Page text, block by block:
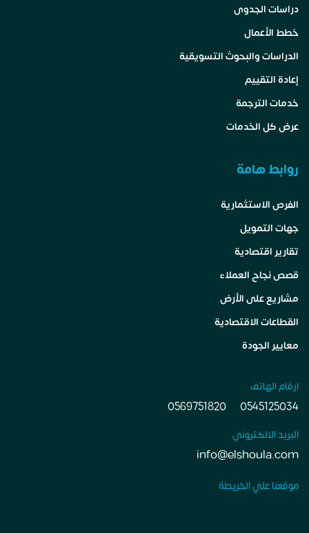
دراسات الجدوى
خطط الأعمال
الدراسات والبحوث التسويقية
إعادة التقييم
خدمات الترجمة
عرض كل الخدمات
روابط هامة
الفرص الاستثمارية
جهات التمويل
تقارير اقتصادية
قصص نجاح العملاء
مشاريع على الأرض
القطاعات الاقتصادية
معايير الجودة
ارقام الهاتف
0545125034
0569751820
البريد الالكتروني
info@elshoula.com
موقعنا علي الخريطة